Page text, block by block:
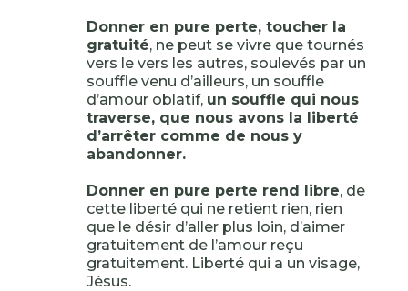
Donner en pure perte, toucher la
gratuité, ne peut se vivre que tournés
vers le vers les autres, soulevés par un
souffle venu d’ailleurs, un souffle
d’amour oblatif, un souffle qui nous
traverse, que nous avons la liberté
d’arrêter comme de nous y
abandonner.
Donner en pure perte rend libre, de
cette liberté qui ne retient rien, rien
que le désir d’aller plus loin, d’aimer
gratuitement de l’amour reçu
gratuitement. Liberté qui a un visage,
Jésus.